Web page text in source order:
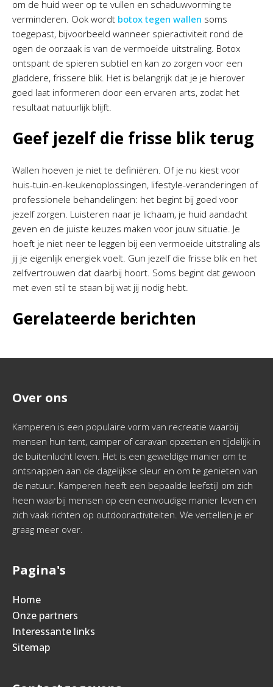
om de huid weer op te vullen en schaduwvorming te
verminderen. Ook wordt botox tegen wallen soms
toegepast, bijvoorbeeld wanneer spieractiviteit rond de
ogen de oorzaak is van de vermoeide uitstraling. Botox
ontspant de spieren subtiel en kan zo zorgen voor een
gladdere, frissere blik. Het is belangrijk dat je je hierover
goed laat informeren door een ervaren arts, zodat het
resultaat natuurlijk blijft.
Geef jezelf die frisse blik terug
Wallen hoeven je niet te definiëren. Of je nu kiest voor
huis-tuin-en-keukenoplossingen, lifestyle-veranderingen of
professionele behandelingen: het begint bij goed voor
jezelf zorgen. Luisteren naar je lichaam, je huid aandacht
geven en de juiste keuzes maken voor jouw situatie. Je
hoeft je niet neer te leggen bij een vermoeide uitstraling als
jij je eigenlijk energiek voelt. Gun jezelf die frisse blik en het
zelfvertrouwen dat daarbij hoort. Soms begint dat gewoon
met even stil te staan bij wat jij nodig hebt.
Gerelateerde berichten
Over ons
Kamperen is een populaire vorm van recreatie waarbij
mensen hun tent, camper of caravan opzetten en tijdelijk in
de buitenlucht leven. Het is een geweldige manier om te
ontsnappen aan de dagelijkse sleur en om te genieten van
de natuur. Kamperen heeft een bepaalde leefstijl om zich
heen waarbij mensen op een eenvoudige manier leven en
zich vaak richten op outdooractiviteiten. We vertellen je er
graag meer over.
Pagina's
Home
Onze partners
Interessante links
Sitemap